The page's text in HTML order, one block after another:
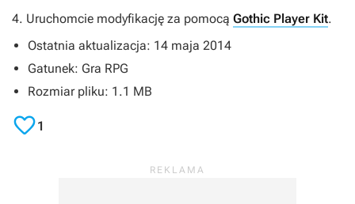
4. Uruchomcie modyfikację za pomocą Gothic Player Kit.
Ostatnia aktualizacja: 14 maja 2014
Gatunek: Gra RPG
Rozmiar pliku: 1.1 MB
1